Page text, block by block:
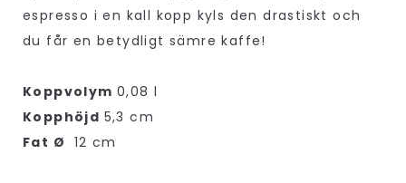
espresso i en kall kopp kyls den drastiskt och
du får en betydligt sämre kaffe!
Koppvolym 0,08 l
Kopphöjd 5,3 cm
Fat Ø 12 cm